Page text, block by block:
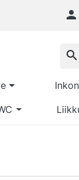

search